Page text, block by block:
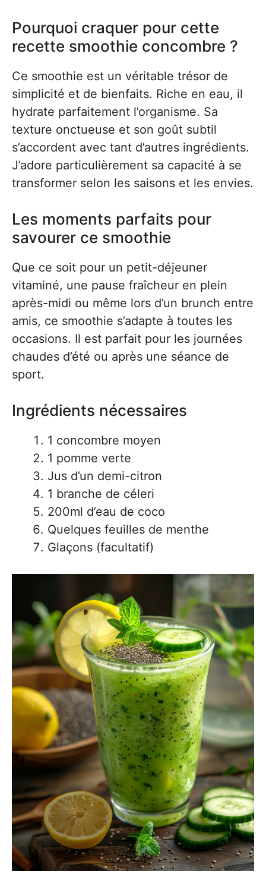
Pourquoi craquer pour cette
recette smoothie concombre ?
Ce smoothie est un véritable trésor de
simplicité et de bienfaits. Riche en eau, il
hydrate parfaitement l’organisme. Sa
texture onctueuse et son goût subtil
s’accordent avec tant d’autres ingrédients.
J’adore particulièrement sa capacité à se
transformer selon les saisons et les envies.
Les moments parfaits pour
savourer ce smoothie
Que ce soit pour un petit-déjeuner
vitaminé, une pause fraîcheur en plein
après-midi ou même lors d’un brunch entre
amis, ce smoothie s’adapte à toutes les
occasions. Il est parfait pour les journées
chaudes d’été ou après une séance de
sport.
Ingrédients nécessaires
1 concombre moyen
1 pomme verte
Jus d’un demi-citron
1 branche de céleri
200ml d’eau de coco
Quelques feuilles de menthe
Glaçons (facultatif)